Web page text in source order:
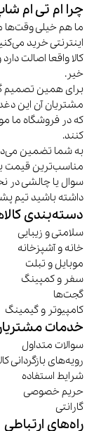
چرا ام تی ام
ما هم خیلی وقت‌ها
اینترنتی خرید
کالا واقعا اصالت
خیر.
برای همین تصمیم
مشتریان آن این
که در فروشگاه ما
کنند.
به شما تضمین
مناسب‌ترین قیمت
سوال یا چالشی در
داشته باشید تیم
دسته‌بندی
سلامتی و زیبایی
خانه و آشپزخانه
موبایل و تبلت
سفر و کمپینگ
گجت‌ها
کامپیوتر و گیمینگ
خدمات
سوالات متداول
رویه‌های بازگردانی
شرایط استفاده
حریم خصوصی
گارانتی
راه‌های ارتباطی